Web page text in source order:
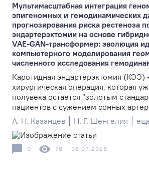
Мультимасштабная интеграция
эпигеномных и гемодинамических
прогнозирования риска рестеноза
эндартерэктомии на основе
VAE-GAN-трансформер: эволюция
компьютерного моделирования
численного исследования
Каротидная эндартерэктомия (КЭЭ)
хирургическая операция, которая
полувека остается "золотым
пациентов с сужением сонных
А. Н. Казанцев
Н. Г. Шенгелия
0 78 08.07.2026